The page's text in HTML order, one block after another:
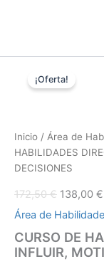
¡Oferta!
Inicio / Área de
HABILIDADES
DECISIONES
172,50€
precio
172,50 €.
138,00 €
Área de
CURSO DE
INFLUIR,
HABILIDADES
MOTIVAR
Y
TOMA
DECISIONES